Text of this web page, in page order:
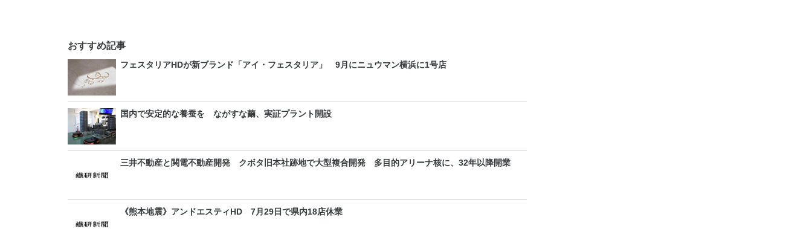
おすすめ記事
フェスタリアHDが新ブランド「アイ・フェスタリア」 9月にニュウマン横浜に1号店
国内で安定的な養蚕を ながすな繭、実証プラント開設
三井不動産と関電不動産開発 クボタ旧本社跡地で大型複合開発 多目的アリーナ核に、32年以降開業
《熊本地震》アンドエスティHD 7月29日で県内18店休業